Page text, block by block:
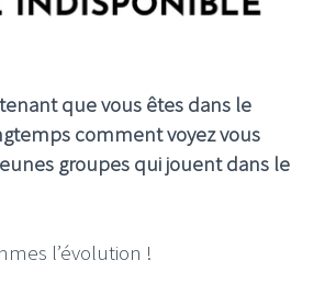
que vous êtes dans le
comment voyez vous
groupes qui jouent dans le
l’évolution !